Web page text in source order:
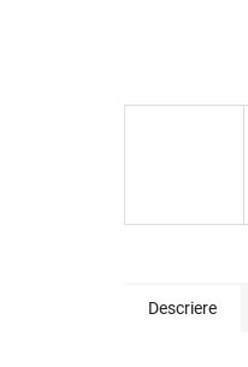
Descriere